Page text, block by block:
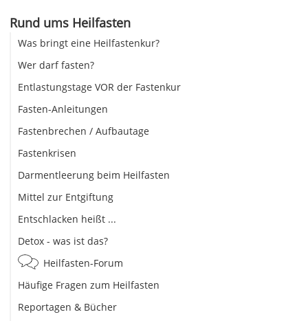
Rund ums Heilfasten
Was bringt eine Heilfastenkur?
Wer darf fasten?
Entlastungstage VOR der Fastenkur
Fasten-Anleitungen
Fastenbrechen / Aufbautage
Fastenkrisen
Darmentleerung beim Heilfasten
Mittel zur Entgiftung
Entschlacken heißt ...
Detox - was ist das?
Heilfasten-Forum
Häufige Fragen zum Heilfasten
Reportagen & Bücher